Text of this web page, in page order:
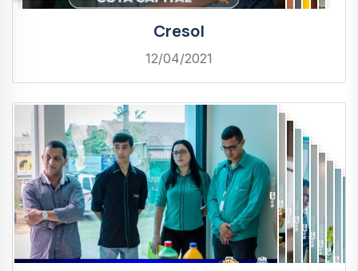
Cresol
12/04/2021